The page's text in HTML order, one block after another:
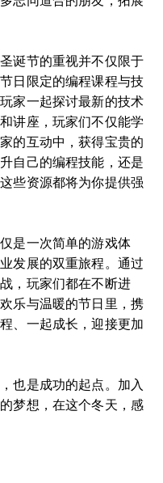
诞节的重视并不仅限于
日限定的编程课程与技
家一起探讨最新的技术
讲座，玩家们不仅能学
的互动中，获得宝贵的
自己的编程技能，还是
些资源都将为你提供强
是一次简单的游戏体
发展的双重旅程。通过
，玩家们都在不断进
乐与温暖的节日里，携
、一起成长，迎接更加
也是成功的起点。加入
梦想，在这个冬天，感